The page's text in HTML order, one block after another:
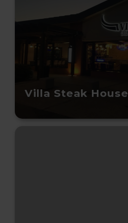
Villa Steak House